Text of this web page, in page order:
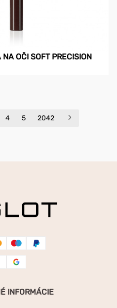
NA OČI SOFT PRECISION
4 5 2042
INFORMÁCIE